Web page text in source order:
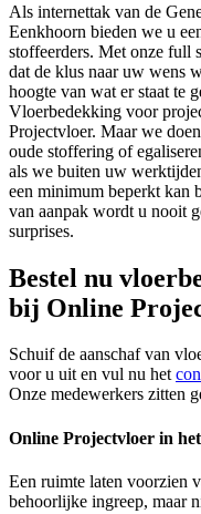
Als internettak van de
Eenkhoorn bieden we u
stoffeerders. Met onze full
dat de klus naar uw wens
hoogte van wat er staat te
Vloerbedekking voor
Projectvloer. Maar we
oude stoffering of
als we buiten uw
een minimum beperkt kan
van aanpak wordt u nooit
surprises.
Bestel nu
bij Online
Schuif de aanschaf van
voor u uit en vul nu het
Onze medewerkers zitten
Online Projectvloer in
Een ruimte laten voorzien
behoorlijke ingreep, maar